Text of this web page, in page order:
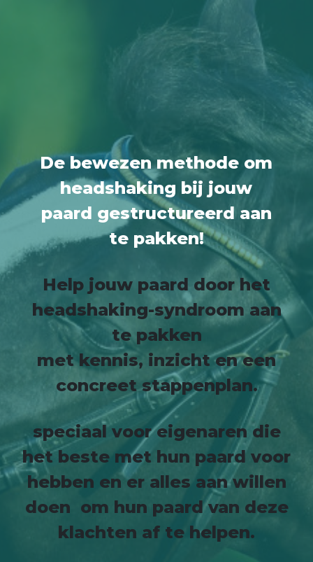
De bewezen methode om
headshaking bij jouw
paard gestructureerd aan
te pakken!
Help jouw paard door het
headshaking-syndroom aan
te pakken
met kennis, inzicht en een
concreet stappenplan.
speciaal voor eigenaren die
het beste met hun paard voor
hebben en er alles aan willen
doen om hun paard van deze
klachten af te helpen.